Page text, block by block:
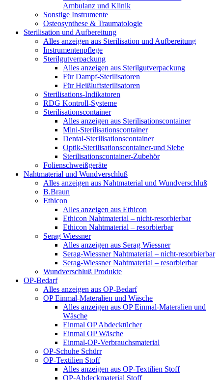
Ambulanz und Klinik
Sonstige Instrumente
Osteosynthese & Traumatologie
Sterilisation und Aufbereitung
Alles anzeigen aus Sterilisation und Aufbereitung
Instrumentenpflege
Sterilgutverpackung
Alles anzeigen aus Sterilgutverpackung
Für Dampf-Sterilisatoren
Für Heißluftsterilisatoren
Sterilisations-Indikatoren
RDG Kontroll-Systeme
Sterilisationscontainer
Alles anzeigen aus Sterilisationscontainer
Mini-Sterilisationscontainer
Dental-Sterilisationscontainer
Optik-Sterilisationscontainer-und Siebe
Sterilisationscontainer-Zubehör
Folienschweißgeräte
Nahtmaterial und Wundverschluß
Alles anzeigen aus Nahtmaterial und Wundverschluß
B.Braun
Ethicon
Alles anzeigen aus Ethicon
Ethicon Nahtmaterial – nicht-resorbierbar
Ethicon Nahtmaterial – resorbierbar
Serag Wiessner
Alles anzeigen aus Serag Wiessner
Serag-Wiessner Nahtmaterial – nicht-resorbierbar
Serag-Wiessner Nahtmaterial – resorbierbar
Wundverschluß Produkte
OP-Bedarf
Alles anzeigen aus OP-Bedarf
OP Einmal-Materalien und Wäsche
Alles anzeigen aus OP Einmal-Materalien und
Wäsche
Einmal OP Abdecktücher
Einmal OP Wäsche
Einmal-OP-Verbrauchsmaterial
OP-Schuhe Schürr
OP-Textilien Stoff
Alles anzeigen aus OP-Textilien Stoff
OP-Abdeckmaterial Stoff